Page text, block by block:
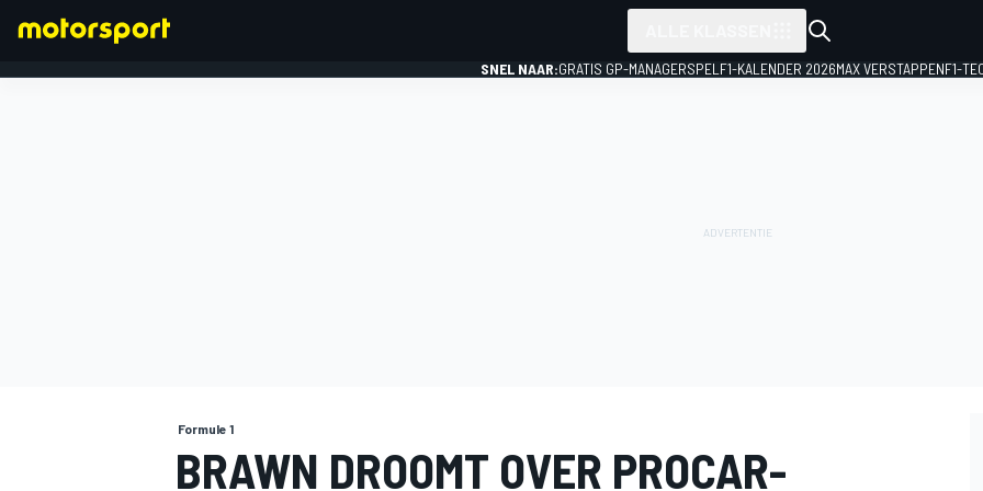
SNEL NAAR:GRATIS GP-MANAGERSPEL F1-KALENDER 2026MAX VERSTAPPENF1-
Formule 1
BRAWN DROOMT OVER PROCAR-